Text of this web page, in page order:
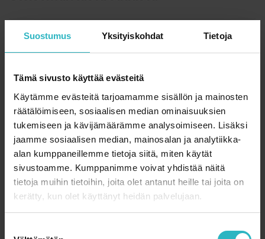
Suostumus Yksityiskohdat Tietoja
Tämä sivusto käyttää evästeitä
Käytämme evästeitä tarjoamamme sisällön ja mainosten
räätälöimiseen, sosiaalisen median ominaisuuksien
tukemiseen ja kävijämäärämme analysoimiseen. Lisäksi
jaamme sosiaalisen median, mainosalan ja analytiikka-
alan kumppaneillemme tietoja siitä, miten käytät
sivustoamme. Kumppanimme voivat yhdistää näitä
tietoja muihin tietoihin, joita olet antanut heille tai joita on
kerätty, kun olet käyttänyt heidän palvelujaan.
Yksityiseltä nopeammin hoitoon?
Eriarvoisuus ei näy osastolla
Vanhemmat noudattavat ohjeita hyvin
Sosiologi pitää tuloksia johdonmukaisina